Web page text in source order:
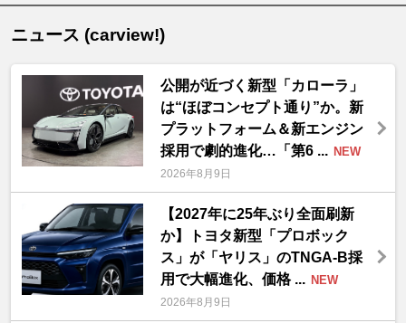
ニュース (carview!)
公開が近づく新型「カローラ」
は“ほぼコンセプト通り”か。新
プラットフォーム＆新エンジン
採用で劇的進化…「第6 ... NEW
2026年8月9日
【2027年に25年ぶり全面刷新
か】トヨタ新型「プロボック
ス」が「ヤリス」のTNGA-B採
用で大幅進化、価格 ... NEW
2026年8月9日